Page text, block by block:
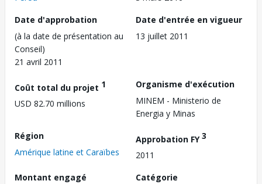
Date d'approbation
(à la date de présentation au
Conseil)
21 avril 2011
Date d'entrée en vigueur
13 juillet 2011
Coût total du projet 1
USD 82.70 millions
Organisme d'exécution
MINEM - Ministerio de
Energia y Minas
Région
Amérique latine et Caraïbes
Approbation FY3
2011
Montant engagé
Catégorie